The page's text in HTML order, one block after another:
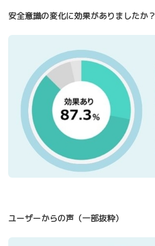
安全意識の変化に効果がありましたか？
ユーザーからの声（一部抜粋）